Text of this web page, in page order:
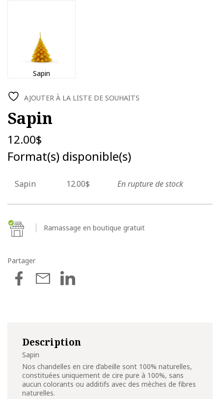
Sapin
AJOUTER À LA LISTE DE SOUHAITS
Sapin
12.00$
Format(s) disponible(s)
Sapin 12.00$ En rupture de stock
Ramassage en boutique gratuit
Partager
Description
Sapin
Nos chandelles en cire d’abeille sont 100% naturelles,
constituées uniquement de cire pure à 100%, sans
aucun colorants ou additifs avec des mèches de fibres
naturelles.